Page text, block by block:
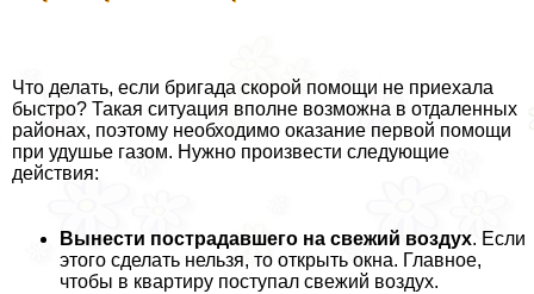
Что делать, если бригада скорой помощи не приехала
быстро? Такая ситуация вполне возможна в отдаленных
районах, поэтому необходимо оказание первой помощи
при удушье газом. Нужно произвести следующие
действия:
Вынести пострадавшего на свежий воздух. Если
этого сделать нельзя, то открыть окна. Главное,
чтобы в квартиру поступал свежий воздух.